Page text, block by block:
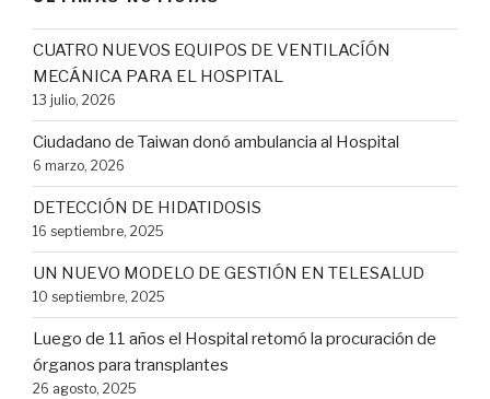
CUATRO NUEVOS EQUIPOS DE VENTILACÍÓN
MECÁNICA PARA EL HOSPITAL
13 julio, 2026
Ciudadano de Taiwan donó ambulancia al Hospital
6 marzo, 2026
DETECCIÓN DE HIDATIDOSIS
16 septiembre, 2025
UN NUEVO MODELO DE GESTIÓN EN TELESALUD
10 septiembre, 2025
Luego de 11 años el Hospital retomó la procuración de
órganos para transplantes
26 agosto, 2025